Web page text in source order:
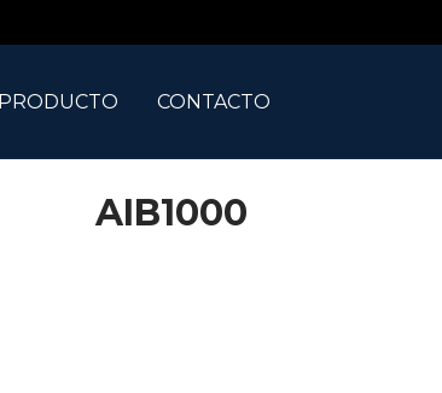
PRODUCTO CONTACTO
AIB1000